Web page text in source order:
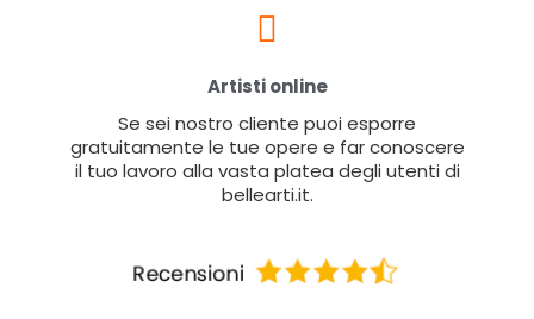
Artisti online
Se sei nostro cliente puoi esporre
gratuitamente le tue opere e far conoscere
il tuo lavoro alla vasta platea degli utenti di
bellearti.it.